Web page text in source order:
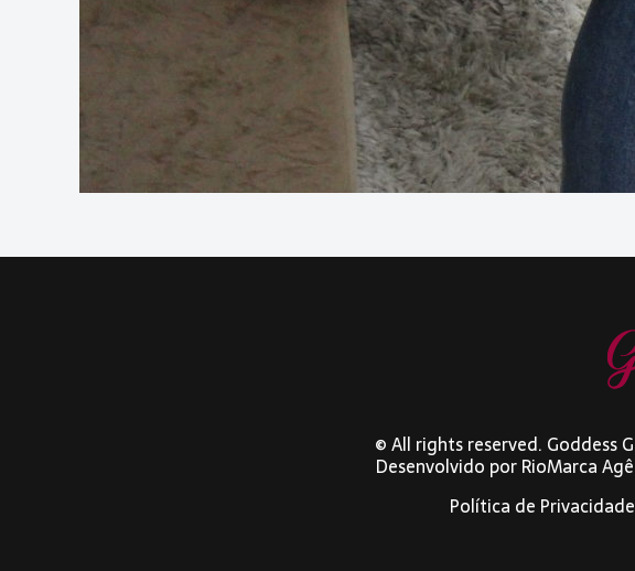
© All rights reserved. Goddess
Desenvolvido porRioMarca
Política de Privacidade